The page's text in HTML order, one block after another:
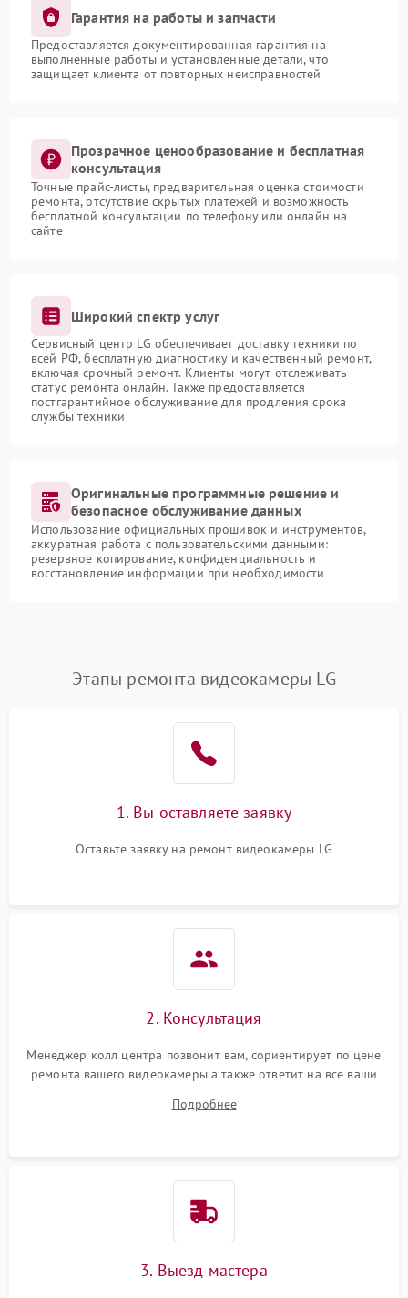
Гарантия на работы и запчасти
Предоставляется документированная гарантия на
выполненные работы и установленные детали, что
защищает клиента от повторных неисправностей
Прозрачное ценообразование и бесплатная
консультация
Точные прайс-листы, предварительная оценка стоимости
ремонта, отсутствие скрытых платежей и возможность
бесплатной консультации по телефону или онлайн на
сайте
Широкий спектр услуг
Сервисный центр LG обеспечивает доставку техники по
всей РФ, бесплатную диагностику и качественный ремонт,
включая срочный ремонт. Клиенты могут отслеживать
статус ремонта онлайн. Также предоставляется
постгарантийное обслуживание для продления срока
службы техники
Оригинальные программные решение и
безопасное обслуживание данных
Использование официальных прошивок и инструментов,
аккуратная работа с пользовательскими данными:
резервное копирование, конфиденциальность и
восстановление информации при необходимости
Этапы ремонта видеокамеры LG
1. Вы оставляете заявку
Оставьте заявку на ремонт видеокамеры LG
2. Консультация
Менеджер колл центра позвонит вам, сориентирует по цене
ремонта вашего видеокамеры а также ответит на все ваши
Подробнее
3. Выезд мастера